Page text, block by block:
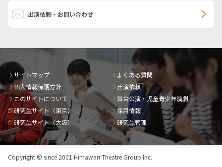
出演依頼・お問い合わせ
サイトマップ
個人情報保護方針
このサイトについて
研究生サイト（東京）
研究生サイト（大阪）
よくある質問
出演依頼
舞台公演・児童青少年演劇
採用情報
研究生管理
Copyright © since 2001 Himawari Theatre Group Inc.